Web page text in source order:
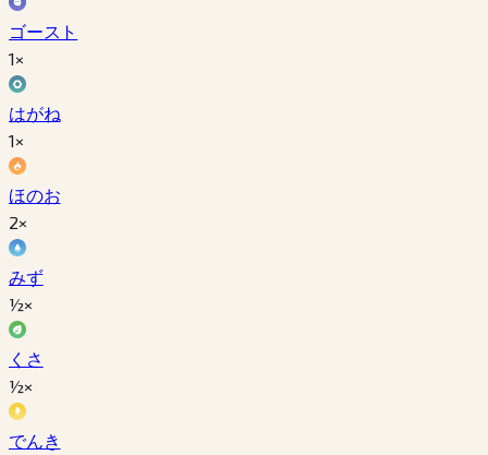
ゴースト
1×
はがね
1×
ほのお
2×
みず
½×
くさ
½×
でんき